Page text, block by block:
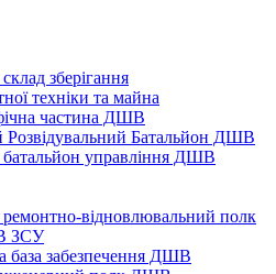
зберігання
техніки та майна
частина ДШВ
Батальйон ДШВ
управління ДШВ
відновлювальний полк
ЗСУ
база забезпечення ДШВ